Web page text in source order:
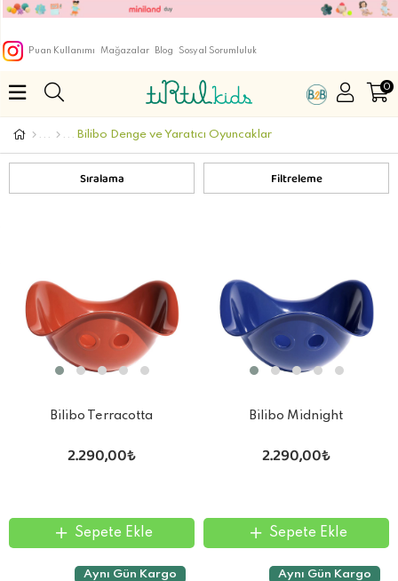
Puan Kullanımı Mağazalar Blog Sosyal Sorumluluk
0
Bilibo Denge ve Yaratıcı Oyuncaklar
Filtreleme
Sıralama
Bilibo Terracotta
2.290,00₺
Sepete Ekle
Bilibo Midnight
2.290,00₺
Sepete Ekle
Aynı Gün Kargo Aynı Gün Kargo